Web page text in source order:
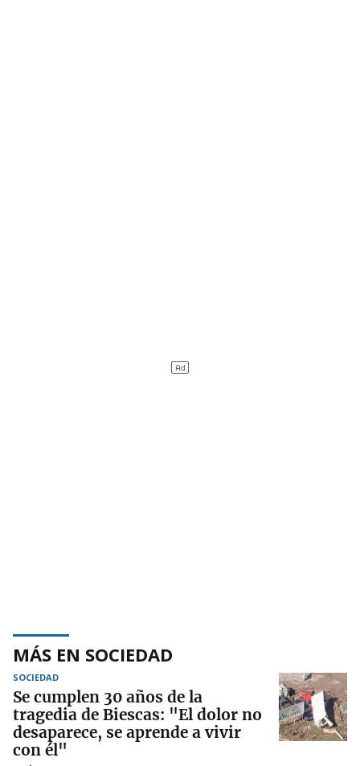
MÁS EN SOCIEDAD
SOCIEDAD
Se cumplen 30 años de la
tragedia de Biescas: "El dolor no
desaparece, se aprende a vivir
con él"